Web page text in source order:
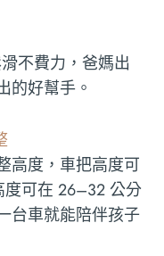
不費力，爸媽出
的好幫手。
高度，車把高度可
可在 26–32 公分
台車就能陪伴孩子